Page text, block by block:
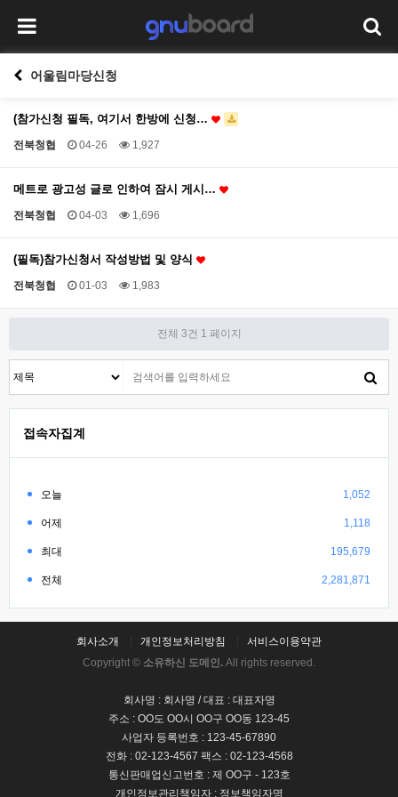
어울림마당신청
(참가신청 필독, 여기서 한방에 신청…
전북청협 04-26 1,927
메트로 광고성 글로 인하여 잠시 게시…
전북청협 04-03 1,696
(필독)참가신청서 작성방법 및 양식
전북청협 01-03 1,983
전체 3건 1 페이지
접속자집계
오늘 1,052
어제 1,118
최대 195,679
전체 2,281,871
회사소개 개인정보처리방침
서비스이용약관
Copyright © 소유하신 도메인. All rights reserved.
회사명 : 회사명 / 대표 : 대표자명
주소 : OO도 OO시 OO구 OO동 123-45
사업자 등록번호 : 123-45-67890
전화 : 02-123-4567 팩스 : 02-123-4568
통신판매업신고번호 : 제 OO구 - 123호
개인정보관리책임자 : 정보책임자명